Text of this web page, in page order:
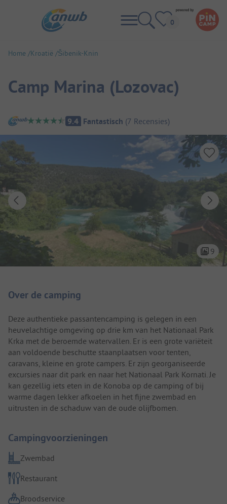
Home Kroatië Šibenik-Knin
Camp Marina (Lozovac)
Camping overzicht
9.4 Fantastisch (7 Recensies)
9
Over de camping
Deze authentieke passantencamping is gelegen in een
heuvelachtige omgeving op drie km van het Nationaal Park
Krka met de beroemde watervallen. Er is een grote variëteit
aan voldoende beschutte staanplaatsen voor tenten,
caravans, kleine en grote campers. Er zijn georganiseerde
excursies naar dit park en naar het Nationaal Park Kornati. Je
kan gezellig iets eten in de Konoba op de camping of bij
warme dagen lekker afkoelen in het fijne zwembad en
uitrusten in de schaduw van de oude olijfbomen.
Campingvoorzieningen
Zwembad
Restaurant
Broodservice